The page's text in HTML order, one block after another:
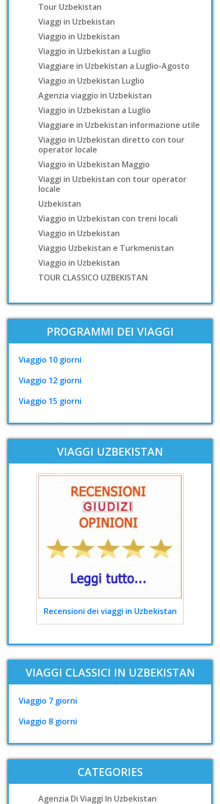
Tour Uzbekistan
Viaggi in Uzbekistan
Viaggio in Uzbekistan
Viaggio in Uzbekistan a Luglio
Viaggiare in Uzbekistan a Luglio-Agosto
Viaggio in Uzbekistan Luglio
Agenzia viaggio in Uzbekistan
Viaggio in Uzbekistan a Luglio
Viaggiare in Uzbekistan informazione utile
Viaggio in Uzbekistan diretto con tour
operator locale
Viaggio in Uzbekistan Maggio
Viaggi in Uzbekistan con tour operator
locale
Uzbekistan
Viaggio in Uzbekistan con treni locali
Viaggio in Uzbekistan
Viaggio Uzbekistan e Turkmenistan
Viaggio in Uzbekistan
TOUR CLASSICO UZBEKISTAN
PROGRAMMI DEI VIAGGI
Viaggio 10 giorni
Viaggio 12 giorni
Viaggio 15 giorni
VIAGGI UZBEKISTAN
Recensioni dei viaggi in Uzbekistan
VIAGGI CLASSICI IN UZBEKISTAN
Viaggio 7 giorni
Viaggio 8 giorni
CATEGORIES
Agenzia Di Viaggi In Uzbekistan